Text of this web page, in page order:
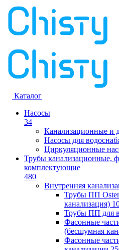
Каталог
Насосы
34
Канализационные и
Насосы для
Циркуляционные
Трубы канализационные,
комплектующие
480
Внутренняя
Трубы ПП
канализация)
Трубы ПП для
Фасонные
(бесшумная
Фасонные